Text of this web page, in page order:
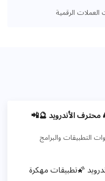
العملات الرقمية
الأندرويد 🔮📲
التطبيقات والبرامج
🌠تطبيقات مهكرة